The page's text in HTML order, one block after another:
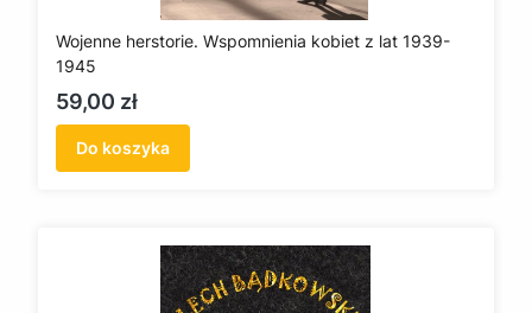
Wojenne herstorie. Wspomnienia kobiet z lat 1939-
1945
Cena
59,00 zł
Do koszyka